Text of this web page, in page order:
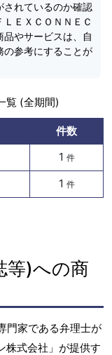
されているのか確認
ＥＸＣＯＮＮＥＣ
品やサービスは、自
の参考にすることが
覧 (全期間)
件数
1 件
1 件
等)への商
門家である弁理士が
株式会社」が提供す